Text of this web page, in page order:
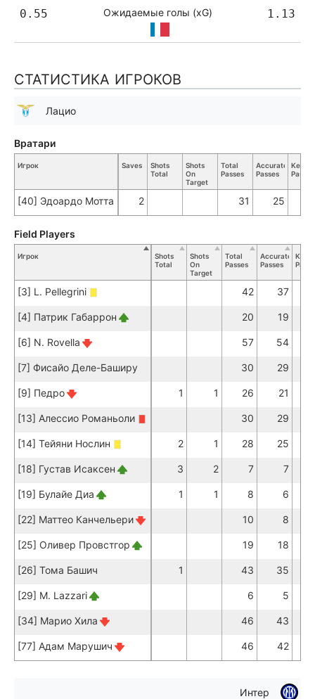
0.55 Ожидаемые голы (xG) 1.13
СТАТИСТИКА ИГРОКОВ
Лацио
Игрок Saves
Shots
Total
Shots
On
Target
Total
Passes
Accurate
Passes
Key
Passes
[40] Эдоардо Мотта 2 31 25
Вратари
Игрок
Shots
Total
Shots
On
Target
Total
Passes
Accurate
Passes
Key
[3] L. Pellegrini 42 37
[4] Патрик Габаррон 20 19
[6] N. Rovella 57 54
[7] Фисайо Деле-Баширу 30 29
[9] Педро 1 1 26 21
[13] Алессио Романьоли 30 29
[14] Тейяни Нослин 2 1 28 25
[18] Густав Исаксен 3 2 7 7
[19] Булайе Диа 1 1 8 6
[22] Маттео Канчельери 10 8
[25] Оливер Провстгор 19 18
[26] Тома Башич 1 43 35
[29] M. Lazzari 6 5
[34] Марио Хила 46 43
[77] Адам Марушич 46 42
Field Players
Интер